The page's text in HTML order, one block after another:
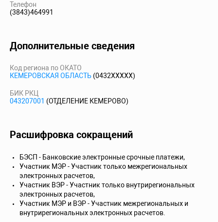
Телефон
(3843)464991
Дополнительные сведения
Код региона по ОКАТО
КЕМЕРОВСКАЯ ОБЛАСТЬ (0432XXXXX)
БИК РКЦ
043207001 (ОТДЕЛЕНИЕ КЕМЕРОВО)
Расшифровка сокращений
БЭСП - Банковские электронные срочные платежи,
Участник МЭР - Участник только межрегиональных
электронных расчетов,
Участник ВЭР - Участник только внутрирегиональных
электронных расчетов,
Участник МЭР и ВЭР - Участник межрегиональных и
внутрирегиональных электронных расчетов.